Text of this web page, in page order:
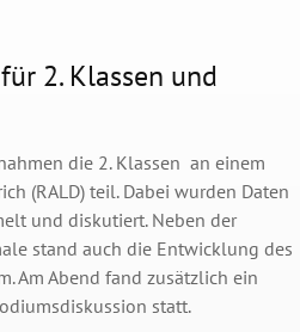
2. Klassen und
die 2. Klassen an einem
(RALD) teil. Dabei wurden Daten
und diskutiert. Neben der
stand auch die Entwicklung des
Am Abend fand zusätzlich ein
statt.